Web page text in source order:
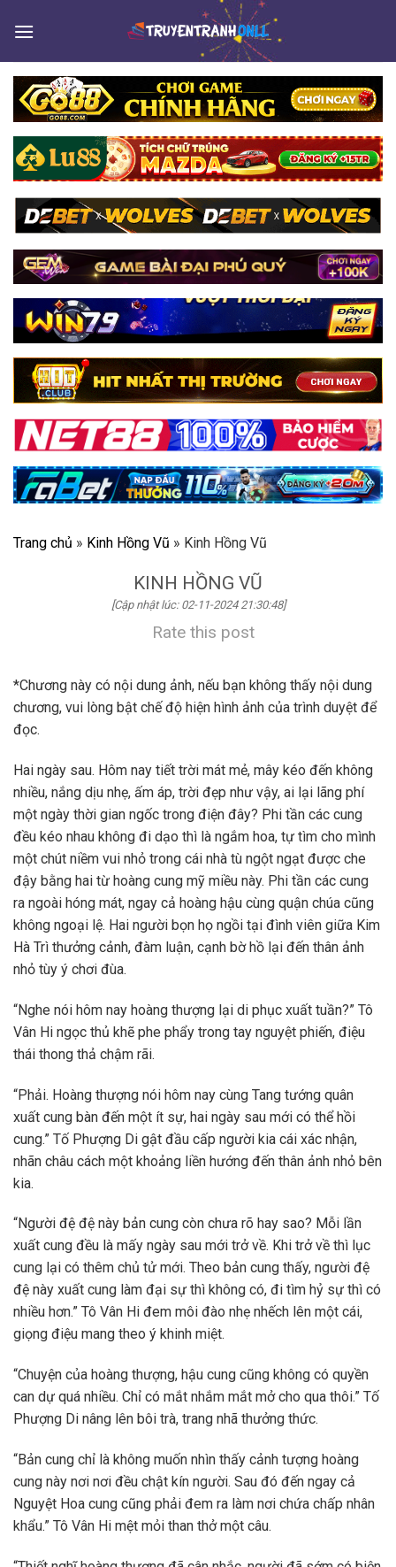
Trang chủ » Kinh Hồng Vũ » Kinh Hồng Vũ
KINH HỒNG VŨ
[Cập nhật lúc: 02-11-2024 21:30:48]
Rate this post
*Chương này có nội dung ảnh, nếu bạn không thấy nội dung
chương, vui lòng bật chế độ hiện hình ảnh của trình duyệt để
đọc.
Hai ngày sau. Hôm nay tiết trời mát mẻ, mây kéo đến không
nhiều, nắng dịu nhẹ, ấm áp, trời đẹp như vậy, ai lại lãng phí
một ngày thời gian ngốc trong điện đây? Phi tần các cung
đều kéo nhau không đi dạo thì là ngắm hoa, tự tìm cho mình
một chút niềm vui nhỏ trong cái nhà tù ngột ngạt được che
đậy bằng hai từ hoàng cung mỹ miều này. Phi tần các cung
ra ngoài hóng mát, ngay cả hoàng hậu cùng quận chúa cũng
không ngoại lệ. Hai người bọn họ ngồi tại đình viên giữa Kim
Hà Trì thưởng cảnh, đàm luận, cạnh bờ hồ lại đến thân ảnh
nhỏ tùy ý chơi đùa.
“Nghe nói hôm nay hoàng thượng lại di phục xuất tuần?” Tô
Vân Hi ngọc thủ khẽ phe phẩy trong tay nguyệt phiến, điệu
thái thong thả chậm rãi.
“Phải. Hoàng thượng nói hôm nay cùng Tang tướng quân
xuất cung bàn đến một ít sự, hai ngày sau mới có thể hồi
cung.” Tố Phượng Di gật đầu cấp người kia cái xác nhận,
nhãn châu cách một khoảng liền hướng đến thân ảnh nhỏ bên
kia.
“Người đệ đệ này bản cung còn chưa rõ hay sao? Mỗi lần
xuất cung đều là mấy ngày sau mới trở về. Khi trở về thì lục
cung lại có thêm chủ tử mới. Theo bản cung thấy, người đệ
đệ này xuất cung làm đại sự thì không có, đi tìm hỷ sự thì có
nhiều hơn.” Tô Vân Hi đem môi đào nhẹ nhếch lên một cái,
giọng điệu mang theo ý khinh miệt.
“Chuyện của hoàng thượng, hậu cung cũng không có quyền
can dự quá nhiều. Chỉ có mắt nhắm mắt mở cho qua thôi.” Tố
Phượng Di nâng lên bôi trà, trang nhã thưởng thức.
“Bản cung chỉ là không muốn nhìn thấy cảnh tượng hoàng
cung này nơi nơi đều chật kín người. Sau đó đến ngay cả
Nguyệt Hoa cung cũng phải đem ra làm nơi chứa chấp nhân
khẩu.” Tô Vân Hi mệt mỏi than thở một câu.